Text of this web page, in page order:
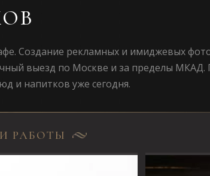
Создание рекламных и имиджевых
выезд по Москве и за пределы МКАД.
и напитков уже сегодня.
РАБОТЫ